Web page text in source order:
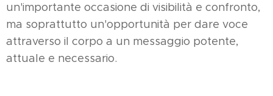
un'importante occasione di visibilità e confronto,
ma soprattutto un'opportunità per dare voce
attraverso il corpo a un messaggio potente,
attuale e necessario.